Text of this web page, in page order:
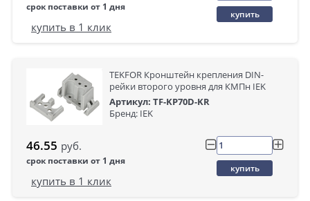
срок поставки от 1 дня
купить
купить в 1 клик
TEKFOR Кронштейн крепления DIN-
рейки второго уровня для КМПн IEK
Артикул: TF-KP70D-KR
Бренд: IEK
46.55 руб.
срок поставки от 1 дня
купить
купить в 1 клик